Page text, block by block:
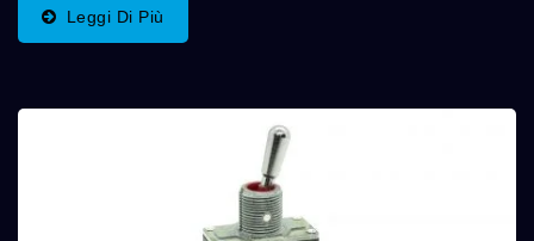
3A/250VAC; 3A/30VDC, E Sono Conformi Allo
Standard IP67 E Alla...
Leggi Di Più